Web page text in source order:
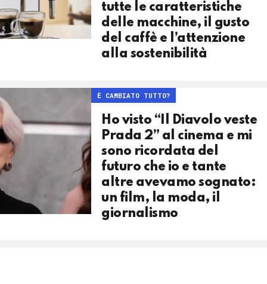
tutte le caratteristiche
delle macchine, il gusto
del caffè e l’attenzione
alla sostenibilità
È CAMBIATO TUTTO?
Ho visto “Il Diavolo veste
Prada 2” al cinema e mi
sono ricordata del
futuro che io e tante
altre avevamo sognato:
un film, la moda, il
giornalismo